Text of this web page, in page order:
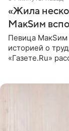
«Жила
МакSим
Певица МакSим
историей о
«Газете.Ru»